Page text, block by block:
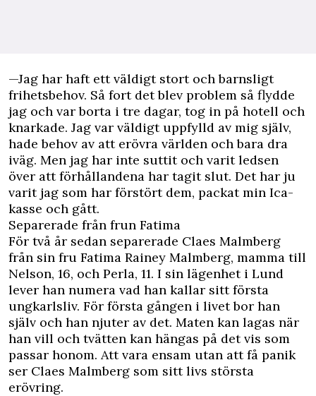
—Jag har haft ett väldigt stort och barnsligt
frihetsbehov. Så fort det blev problem så flydde
jag och var borta i tre dagar, tog in på hotell och
knarkade. Jag var väldigt uppfylld av mig själv,
hade behov av att erövra världen och bara dra
iväg. Men jag har inte suttit och varit ledsen
över att förhållandena har tagit slut. Det har ju
varit jag som har förstört dem, packat min Ica-
kasse och gått.
Separerade från frun Fatima
För två år sedan separerade Claes Malmberg
från sin fru Fatima Rainey Malmberg, mamma till
Nelson, 16, och Perla, 11. I sin lägenhet i Lund
lever han numera vad han kallar sitt första
ungkarlsliv. För första gången i livet bor han
själv och han njuter av det. Maten kan lagas när
han vill och tvätten kan hängas på det vis som
passar honom. Att vara ensam utan att få panik
ser Claes Malmberg som sitt livs största
erövring.